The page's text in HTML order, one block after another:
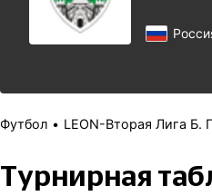
Футбол LEON-Вторая Лига Б.
Турнирная